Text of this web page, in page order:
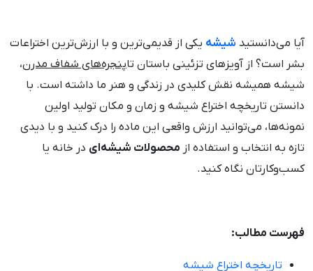
آیا می‌دانستید شیشه یکی از قدیمی‌ترین و با ارزش‌ترین اختراعات
بشر است؟ از آویزهای تزئینی باستان تاپنجره‌های شفاف مدرن،
شیشه همیشه نقش کلیدی در زندگی و هنر ما داشته است. با
دانستن تاریخچه اختراع شیشه و زمان و مکان تولید اولین
نمونه‌ها، می‌توانید ارزش واقعی این ماده را درک کنید و با دیدی
تازه به انتخاب و استفاده از محصولات شیشه‌ای در خانه یا
کسب‌وکارتان نگاه کنید.
فهرست مطالب:
تاریخچه اختراع شیشه